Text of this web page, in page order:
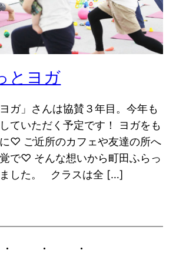
とヨガ
ガ」さんは協賛３年目。今年も
ていただく予定です！ ヨガをも
♡ ご近所のカフェや友達の所へ
で♡ そんな想いから町田ふらっ
ました。 クラスは全 […]